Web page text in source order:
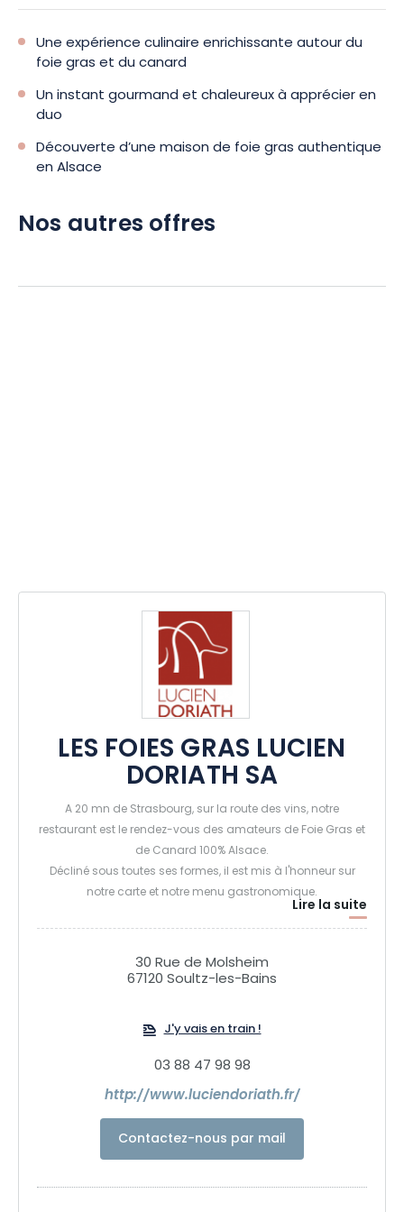
Une expérience culinaire enrichissante autour du
foie gras et du canard
Un instant gourmand et chaleureux à apprécier en
duo
Découverte d’une maison de foie gras authentique
en Alsace
Nos autres offres
LES FOIES GRAS LUCIEN
DORIATH SA
A 20 mn de Strasbourg, sur la route des vins, notre
restaurant est le rendez-vous des amateurs de Foie Gras et
de Canard 100% Alsace.
Décliné sous toutes ses formes, il est mis à l'honneur sur
notre carte et notre menu gastronomique.
Chaque plat proposé vise ainsi à faire découvrir la richesse
et la variété de ce mets d'exception.
Une carte des vins soigneusement établie par notre
sommelier, vous permettra de profiter d'accords fins afin de
Lire la suite
30 Rue de Molsheim
67120 Soultz-les-Bains
J'y vais en train !
03 88 47 98 98
http://www.luciendoriath.fr/
Contactez-nous par mail